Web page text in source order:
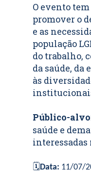
O evento
promover o
e as
população
do trabalho,
da saúde, da
às
Público-
saúde e
interessadas
🗓Data: 11/07/